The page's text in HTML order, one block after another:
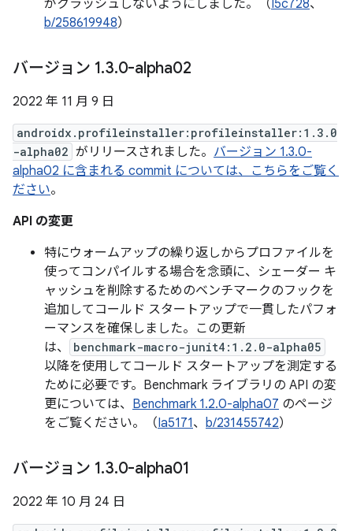
がクラッシュしないようにしました。（I5c728、
b/258619948）
バージョン 1.3.0-alpha02
2022 年 11 月 9 日
androidx.profileinstaller:profileinstaller:1.3.0
-alpha02 がリリースされました。 バージョン 1.3.0-
alpha02 に含まれる commit については、こちらをご覧く
ださい。
API の変更
特にウォームアップの繰り返しからプロファイルを
使ってコンパイルする場合を念頭に、シェーダー キ
ャッシュを削除するためのベンチマークのフックを
追加してコールド スタートアップで一貫したパフォ
ーマンスを確保しました。この更新
は、
benchmark-macro-junit4:1.2.0-alpha05
以降を使用してコールド スタートアップを測定する
ために必要です。Benchmark ライブラリの API の変
更については、 Benchmark 1.2.0-alpha07 のページ
をご覧ください。（Ia5171、 b/231455742）
バージョン 1.3.0-alpha01
2022 年 10 月 24 日